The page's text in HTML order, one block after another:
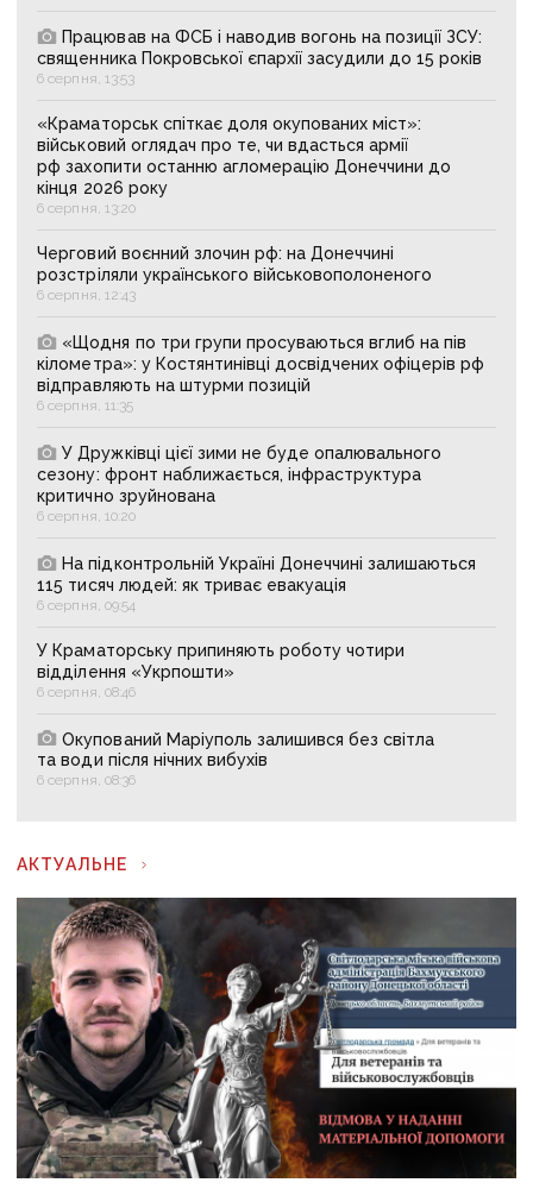
Працював на ФСБ і наводив вогонь на позиції ЗСУ:
священника Покровської єпархії засудили до 15 років
6 серпня, 13:53
«Краматорськ спіткає доля окупованих міст»:
військовий оглядач про те, чи вдасться армії
рф захопити останню агломерацію Донеччини до
кінця 2026 року
6 серпня, 13:20
Черговий воєнний злочин рф: на Донеччині
розстріляли українського військовополоненого
6 серпня, 12:43
«Щодня по три групи просуваються вглиб на пів
кілометра»: у Костянтинівці досвідчених офіцерів рф
відправляють на штурми позицій
6 серпня, 11:35
У Дружківці цієї зими не буде опалювального
сезону: фронт наближається, інфраструктура
критично зруйнована
6 серпня, 10:20
На підконтрольній Україні Донеччині залишаються
115 тисяч людей: як триває евакуація
6 серпня, 09:54
У Краматорську припиняють роботу чотири
відділення «Укрпошти»
6 серпня, 08:46
Окупований Маріуполь залишився без світла
та води після нічних вибухів
6 серпня, 08:36
АКТУАЛЬНЕ